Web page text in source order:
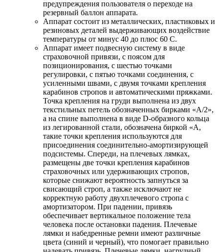
предупреждения пользователя о переходе на
резервный баллон аппарата.
Аппарат состоит из металлических, пластиковых и
резиновых деталей выдерживающих воздействие
температуры от минус 40 до плюс 60 С.
Аппарат имеет подвесную систему в виде
страховочной привязи, с поясом для
позиционирования, с шестью точками
регулировки, с пятью точками соединения, с
усиленными швами, с двумя точками крепления
карабинов стропов и автоматическими пряжками.
Точка крепления на груди выполнена из двух
текстильных петель обозначенных бирками «А/2»,
а на спине выполнена в виде D-образного кольца
из легированной стали, обозначена биркой «А,
такие точки крепления используются для
присоединения соединительно-амортизирующей
подсистемы. Спереди, на плечевых лямках,
размещены две точки крепления карабинов
страховочных или удерживающих стропов,
которые снижают вероятность запнуться за
свисающий строп, а также исключают не
корректную работу двухплечевого стропа с
амортизатором. При падении, привязь
обеспечивает вертикальное положение тела
человека после остановки падения. Плечевые
лямки и набедренные ремни имеют различные
цвета (синий и черный), что помогает правильно